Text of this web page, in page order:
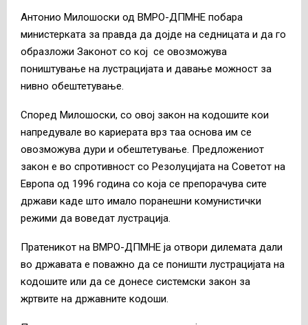
Антонио Милошоски од ВМРО-ДПМНЕ побара
министерката за правда да дојде на седницата и да го
образложи Законот со кој се овозможува
поништување на лустрацијата и давање можност за
нивно обештетување.
Според Милошоски, со овој закон на кодошите кои
напредувале во кариерата врз таа основа им се
овозможува дури и обештетување. Предложениот
закон е во спротивност со Резолуцијата на Советот на
Европа од 1996 година со која се препорачува сите
држави каде што имало поранешни комунистички
режими да воведат лустрација.
Пратеникот на ВМРО-ДПМНЕ ја отвори дилемата дали
во државата е поважно да се поништи лустрацијата на
кодошите или да се донесе системски закон за
жртвите на државните кодоши.